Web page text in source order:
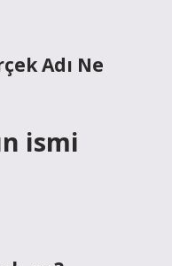
Adı Ne
ismi